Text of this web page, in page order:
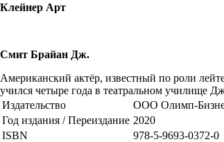
Клейнер Арт
Смит Брайан Дж.
Американский актёр, известный по роли
учился четыре года в театральном училище
Издательство
ООО Олимп-
Год издания / Переиздание 2020
ISBN
978-5-9693-0372-0